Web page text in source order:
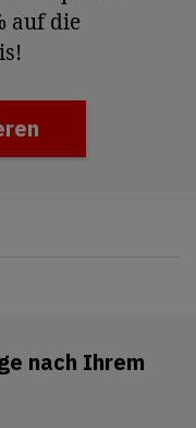
auf die
nach Ihrem